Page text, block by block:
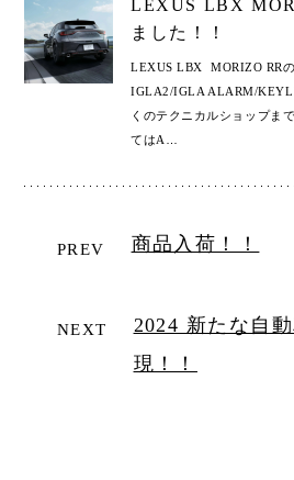
LEXUS LBX
ました！！
LEXUS LBX MORIZO RR
IGLA2/IGLA ALARM/
くのテクニカルショップま
てはA
PREV 商品入荷！！
NEXT
2024 新たな自
現！！